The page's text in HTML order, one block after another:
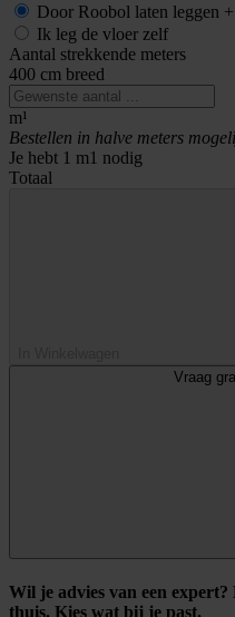
Door Roobol laten leggen +
Ik leg de vloer zelf
Aantal strekkende meters
400 cm breed
m¹
Bestellen in halve meters
Je hebt 1 m1 nodig
Totaal
Vraag
Wil je advies van een
thuis. Kies wat bij je past.